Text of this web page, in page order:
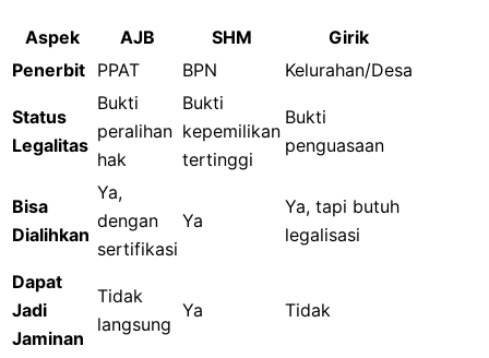
Aspek AJB SHM
Girik
Penerbit PPAT BPN Kelurahan/Desa
Status
Legalitas
Bukti
peralihan
hak
Bukti
kepemilikan
tertinggi
Bukti
penguasaan
Bisa
Dialihkan
Ya,
dengan
sertifikasi
Ya
Ya, tapi butuh
legalisasi
Dapat
Jadi
Jaminan
Tidak
langsung
Ya Tidak